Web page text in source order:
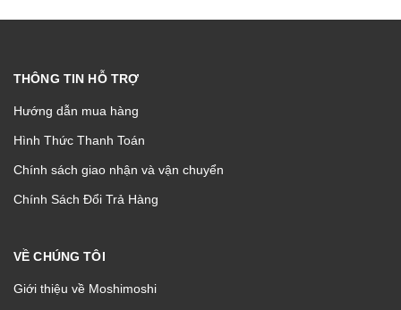
THÔNG TIN HỖ TRỢ
Hướng dẫn mua hàng
Hình Thức Thanh Toán
Chính sách giao nhận và vận chuyển
Chính Sách Đổi Trả Hàng
VỀ CHÚNG TÔI
Giới thiệu về Moshimoshi